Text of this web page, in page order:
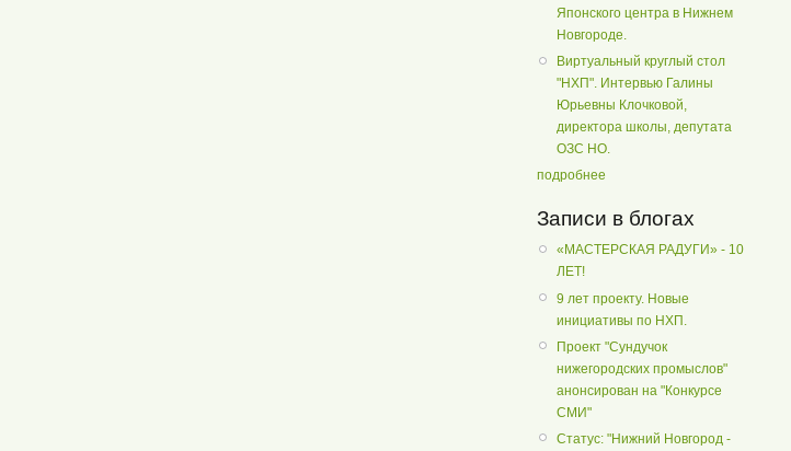
Японского центра в Нижнем
Новгороде.
Виртуальный круглый стол
"НХП". Интервью Галины
Юрьевны Клочковой,
директора школы, депутата
ОЗС НО.
подробнее
Записи в блогах
«МАСТЕРСКАЯ РАДУГИ» - 10
ЛЕТ!
9 лет проекту. Новые
инициативы по НХП.
Проект "Сундучок
нижегородских промыслов"
анонсирован на "Конкурсе
СМИ"
Статус: "Нижний Новгород -